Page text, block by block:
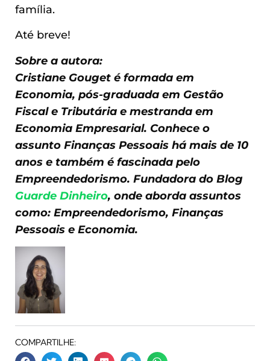
família.
Até breve!
Sobre a autora:
Cristiane Gouget é formada em
Economia, pós-graduada em Gestão
Fiscal e Tributária e mestranda em
Economia Empresarial. Conhece o
assunto Finanças Pessoais há mais de 10
anos e também é fascinada pelo
Empreendedorismo. Fundadora do Blog
Guarde Dinheiro, onde aborda assuntos
como: Empreendedorismo, Finanças
Pessoais e Economia.
COMPARTILHE: